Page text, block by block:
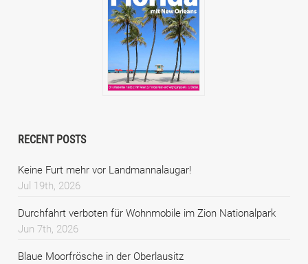
RECENT POSTS
Keine Furt mehr vor Landmannalaugar!
Jul 19th, 2026
Durchfahrt verboten für Wohnmobile im Zion Nationalpark
Jun 7th, 2026
Blaue Moorfrösche in der Oberlausitz